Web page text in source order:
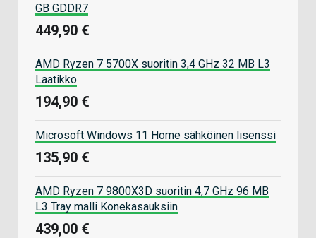
GB GDDR7
449,90 €
AMD Ryzen 7 5700X suoritin 3,4 GHz 32 MB L3
Laatikko
194,90 €
Microsoft Windows 11 Home sähköinen lisenssi
135,90 €
AMD Ryzen 7 9800X3D suoritin 4,7 GHz 96 MB
L3 Tray malli Konekasauksiin
439,00 €